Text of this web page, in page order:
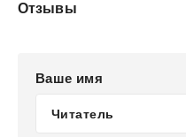
Отзывы
Ваше имя